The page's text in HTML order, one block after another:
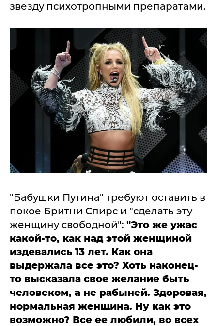
звезду психотропными препаратами.
"Бабушки Путина" требуют оставить в
покое Бритни Спирс и "сделать эту
женщину свободной": "Это же ужас
какой-то, как над этой женщиной
издевались 13 лет. Как она
выдержала все это? Хоть наконец-
то высказала свое желание быть
человеком, а не рабыней. Здоровая,
нормальная женщина. Ну как это
возможно? Все ее любили, во всех